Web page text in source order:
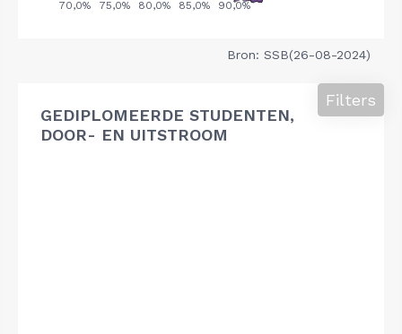
Bron: SSB(26-08-2024)
GEDIPLOMEERDE STUDENTEN,
DOOR- EN UITSTROOM
Filters